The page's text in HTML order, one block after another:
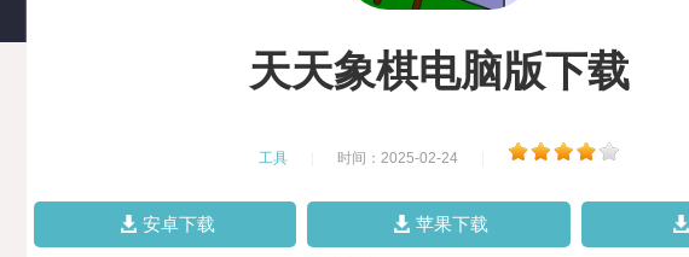
天天象棋电脑版下载
工具 时间：2025-02-24
安卓下载 苹果下载